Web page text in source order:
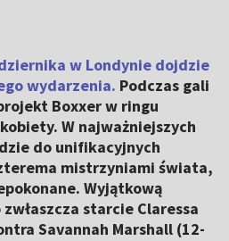
w Londynie dojdzie
wydarzenia. Podczas gali
Boxxer w ringu
W najważniejszych
do unifikacyjnych
mistrzyniami świata,
Wyjątkową
starcie Claressa
Savannah Marshall (12-